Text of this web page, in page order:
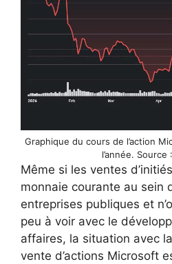
Graphique du cours de l’action
l’année. Source
Même si les ventes
monnaie courante au sein
entreprises publiques et
peu à voir avec le
affaires, la situation avec
vente d’actions Microsoft